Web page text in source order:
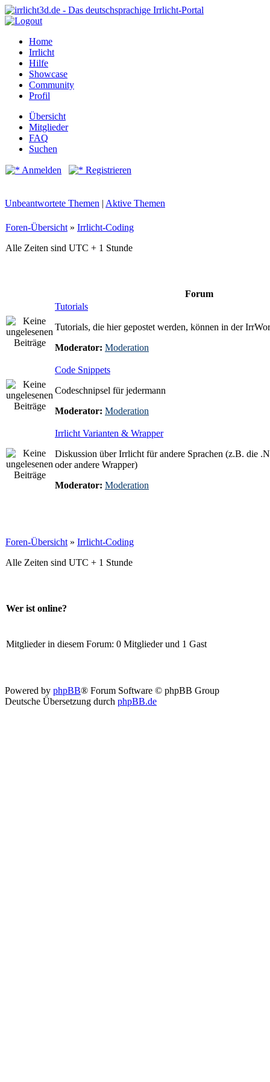
Home
Irrlicht
Hilfe
Showcase
Community
Profil
Übersicht
Mitglieder
FAQ
Suchen
Anmelden Registrieren
Unbeantwortete Themen | Aktive Themen
Foren-Übersicht » Irrlicht-Coding
Alle Zeiten sind UTC + 1 Stunde
Forum
Tutorials
Tutorials, die hier gepostet werden, können in der
Moderator: Moderation
Code Snippets
Codeschnipsel für jedermann
Moderator: Moderation
Irrlicht Varianten & Wrapper
Diskussion über Irrlicht für andere Sprachen (z.B. die
oder andere Wrapper)
Moderator: Moderation
Foren-Übersicht » Irrlicht-Coding
Alle Zeiten sind UTC + 1 Stunde
Wer ist online?
Mitglieder in diesem Forum: 0 Mitglieder und 1 Gast
Powered by phpBB® Forum Software © phpBB Group
Deutsche Übersetzung durch phpBB.de